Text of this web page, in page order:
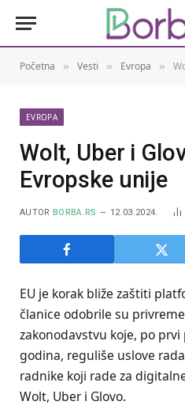
Početna » Vesti » Evropa »
EVROPA
Wolt, Uber i
Evropske unije
AUTOR BORBA.RS 12.03.2024.
EU je korak bliže zaštiti
članice odobrile su
zakonodavstvu koje, po
godina, reguliše uslove
radnike koji rade za
Wolt, Uber i Glovo.